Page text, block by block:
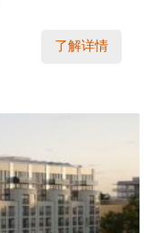
了解详情